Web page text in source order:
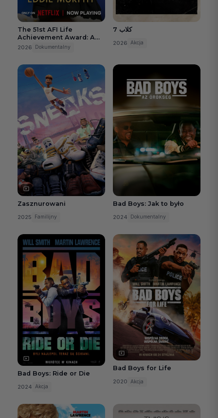
The 51st AFI Life
Achievement Award: A
Tribute to Eddie Murphy
2026 Dokumentalny
7 كلاب
2026 Akcja
Zasznurowani
2025 Familijny
Bad Boys: Jak to było
2024 Dokumentalny
Bad Boys: Ride or Die
2024 Akcja
Bad Boys for Life
2020 Akcja